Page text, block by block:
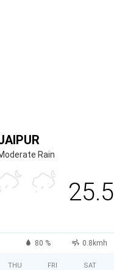
Rain
25.5
80 % 0.8kmh
THU FRI SAT